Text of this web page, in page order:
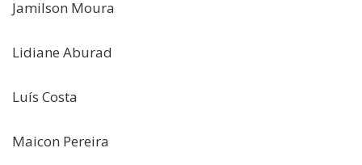
Jamilson Moura
Lidiane Aburad
Luís Costa
Maicon Pereira